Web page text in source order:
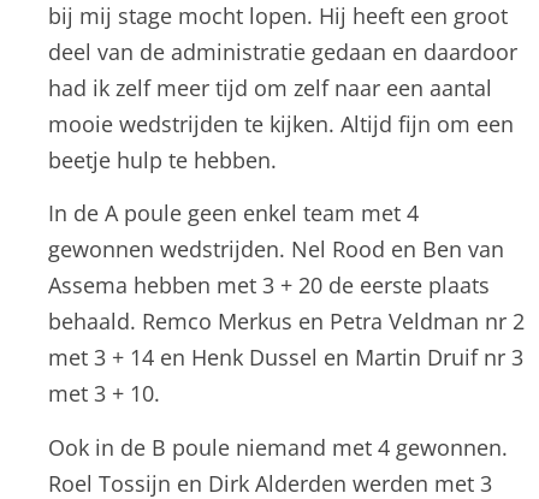
bij mij stage mocht lopen. Hij heeft een groot
deel van de administratie gedaan en daardoor
had ik zelf meer tijd om zelf naar een aantal
mooie wedstrijden te kijken. Altijd fijn om een
beetje hulp te hebben.
In de A poule geen enkel team met 4
gewonnen wedstrijden. Nel Rood en Ben van
Assema hebben met 3 + 20 de eerste plaats
behaald. Remco Merkus en Petra Veldman nr 2
met 3 + 14 en Henk Dussel en Martin Druif nr 3
met 3 + 10.
Ook in de B poule niemand met 4 gewonnen.
Roel Tossijn en Dirk Alderden werden met 3